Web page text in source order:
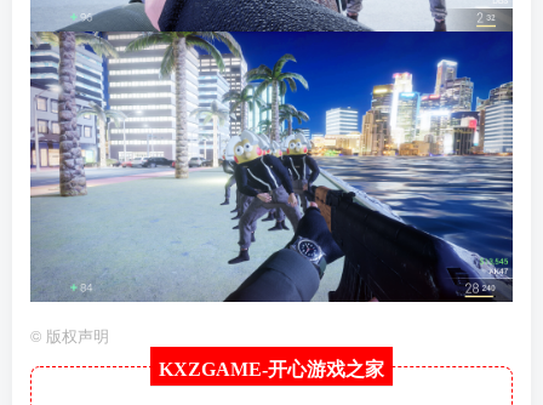
© 版权声明
KXZGAME-开心游戏之家